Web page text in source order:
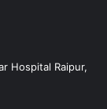
Hospital Raipur,